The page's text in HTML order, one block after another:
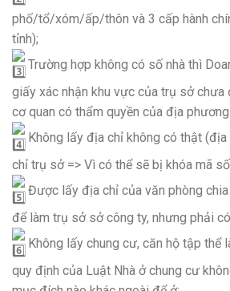
phố/tổ/xóm/ấp/thôn và 3 cấp hành
tỉnh);
Trường hợp không có số nhà thì
giấy xác nhận khu vực của trụ sở
cơ quan có thẩm quyền của địa
Không lấy địa chỉ không có thật (địa
chỉ trụ sở => Vì có thể sẽ bị khóa mã
Được lấy địa chỉ của văn phòng
để làm trụ sở sở công ty, nhưng phải
Không lấy chung cư, căn hộ tập thể
quy định của Luật Nhà ở chung cư